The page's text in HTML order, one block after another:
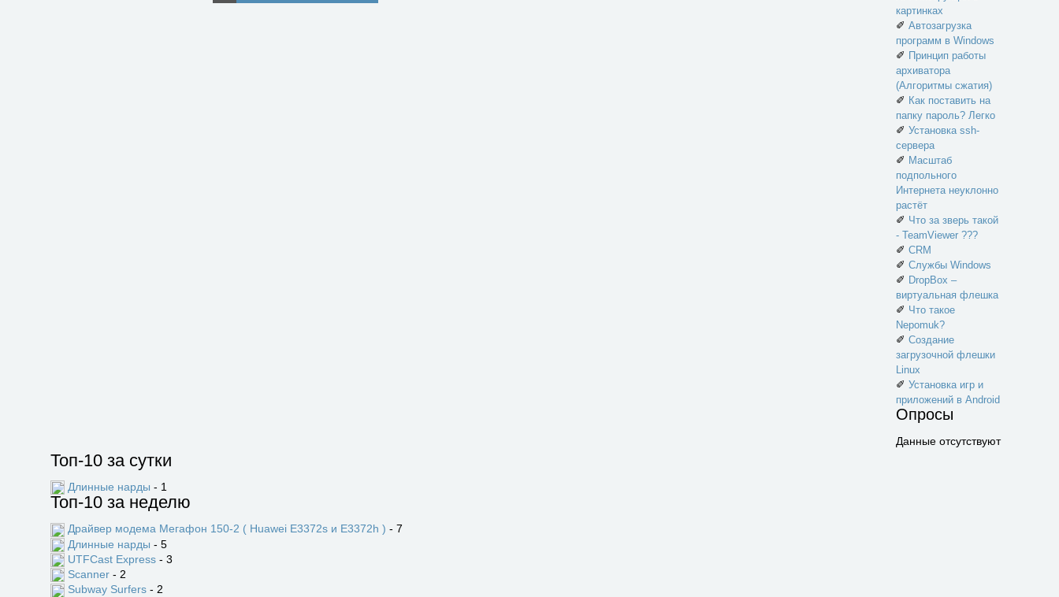
картинках
✐ Автозагрузка
программ в Windows
✐ Принцип работы
архиватора
(Алгоритмы сжатия)
✐ Как поставить на
папку пароль? Легко
✐ Установка ssh-
сервера
✐ Масштаб
подпольного
Интернета неуклонно
растёт
✐ Что за зверь такой
- TeamViewer ???
✐ CRM
✐ Службы Windows
✐ DropBox –
виртуальная флешка
✐ Что такое
Nepomuk?
✐ Создание
загрузочной флешки
Linux
✐ Установка игр и
приложений в Android
Опросы
Данные отсутствуют
Топ-10 за сутки
Длинные нарды - 1
Топ-10 за неделю
Драйвер модема Мегафон 150-2 ( Huawei E3372s и E3372h ) - 7
Длинные нарды - 5
UTFCast Express - 3
Scanner - 2
Subway Surfers - 2